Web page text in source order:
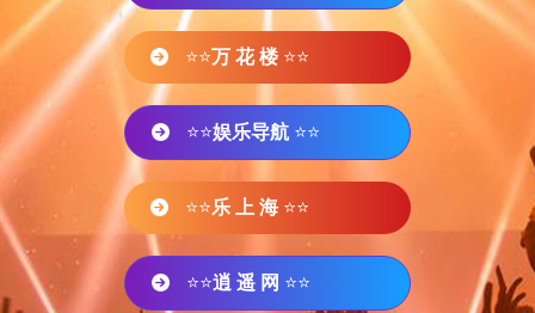
⭐⭐万 花 楼 ⭐⭐
⭐⭐娱乐导航 ⭐⭐
⭐⭐乐 上 海 ⭐⭐
⭐⭐逍 遥 网 ⭐⭐